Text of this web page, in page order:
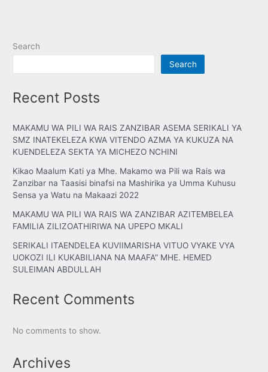
Search
Search
Recent Posts
MAKAMU WA PILI WA RAIS ZANZIBAR ASEMA SERIKALI YA
SMZ INATEKELEZA KWA VITENDO AZMA YA KUKUZA NA
KUENDELEZA SEKTA YA MICHEZO NCHINI
Kikao Maalum Kati ya Mhe. Makamo wa Pili wa Rais wa
Zanzibar na Taasisi binafsi na Mashirika ya Umma Kuhusu
Sensa ya Watu na Makaazi 2022
MAKAMU WA PILI WA RAIS WA ZANZIBAR AZITEMBELEA
FAMILIA ZILIZOATHIRIWA NA UPEPO MKALI
SERIKALI ITAENDELEA KUVIIMARISHA VITUO VYAKE VYA
UOKOZI ILI KUKABILIANA NA MAAFA” MHE. HEMED
SULEIMAN ABDULLAH
Recent Comments
No comments to show.
Archives